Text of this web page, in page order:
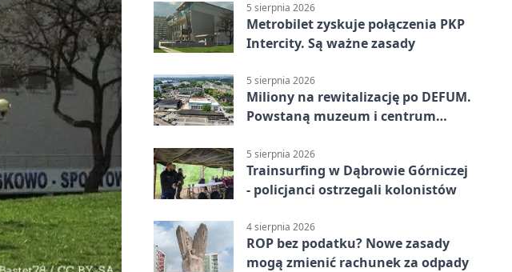
5 sierpnia 2026
Metrobilet zyskuje połączenia PKP
Intercity. Są ważne zasady
5 sierpnia 2026
Miliony na rewitalizację po DEFUM.
Powstaną muzeum i centrum
5 sierpnia 2026
Trainsurfing w Dąbrowie Górniczej
- policjanci ostrzegali kolonistów
4 sierpnia 2026
ROP bez podatku? Nowe zasady
mogą zmienić rachunek za odpady